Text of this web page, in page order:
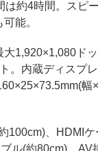
は約4時間。スピ
能。
大1,920×1,080ド
。内蔵ディスプ
幅
100cm)、HDMI
ル(約80cm)、AV